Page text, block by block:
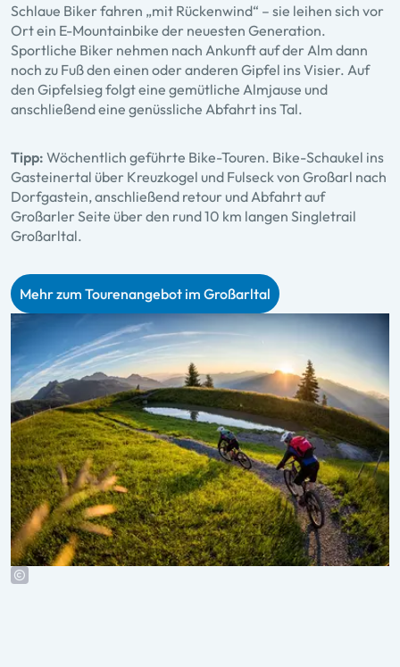
Schlaue Biker fahren „mit Rückenwind“ – sie leihen sich vor
Ort ein E-Mountainbike der neuesten Generation.
Sportliche Biker nehmen nach Ankunft auf der Alm dann
noch zu Fuß den einen oder anderen Gipfel ins Visier. Auf
den Gipfelsieg folgt eine gemütliche Almjause und
anschließend eine genüssliche Abfahrt ins Tal.
Tipp: Wöchentlich geführte Bike-Touren. Bike-Schaukel ins
Gasteinertal über Kreuzkogel und Fulseck von Großarl nach
Dorfgastein, anschließend retour und Abfahrt auf
Großarler Seite über den rund 10 km langen Singletrail
Großarltal.
Mehr zum Tourenangebot im Großarltal